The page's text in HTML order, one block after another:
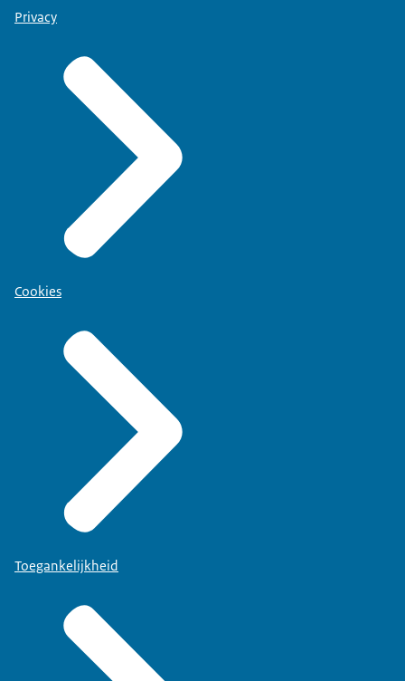
Privacy
Cookies
Toegankelijkheid